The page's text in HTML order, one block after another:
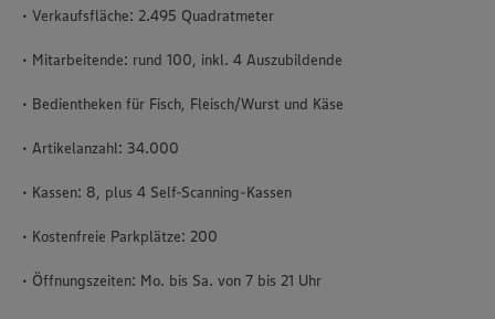
• Verkaufsfläche: 2.495 Quadratmeter
• Mitarbeitende: rund 100, inkl. 4 Auszubildende
• Bedientheken für Fisch, Fleisch/Wurst und Käse
• Artikelanzahl: 34.000
• Kassen: 8, plus 4 Self-Scanning-Kassen
• Kostenfreie Parkplätze: 200
• Öffnungszeiten: Mo. bis Sa. von 7 bis 21 Uhr